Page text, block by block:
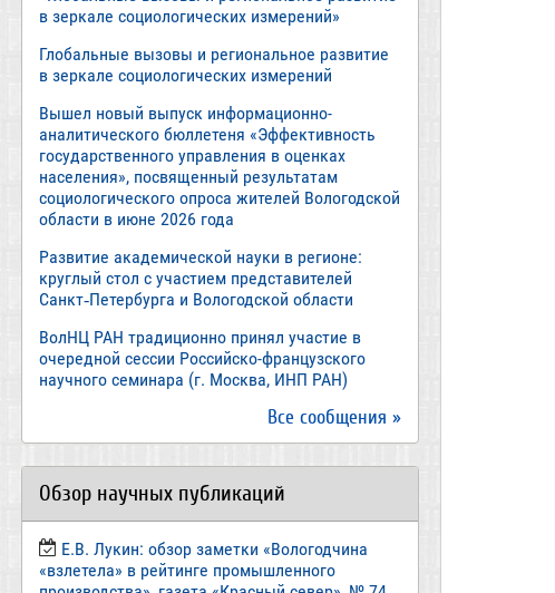
в зеркале социологических измерений»
Глобальные вызовы и региональное развитие
в зеркале социологических измерений
Вышел новый выпуск информационно-
аналитического бюллетеня «Эффективность
государственного управления в оценках
населения», посвященный результатам
социологического опроса жителей Вологодской
области в июне 2026 года
Развитие академической науки в регионе:
круглый стол с участием представителей
Санкт‑Петербурга и Вологодской области
ВолНЦ РАН традиционно принял участие в
очередной сессии Российско-французского
научного семинара (г. Москва, ИНП РАН)
Все сообщения »
Обзор научных публикаций
Е.В. Лукин: обзор заметки «Вологодчина
«взлетела» в рейтинге промышленного